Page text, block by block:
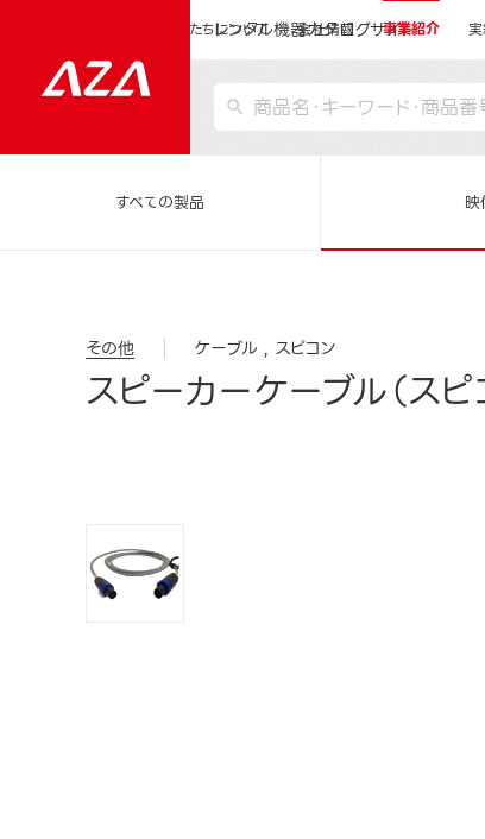
レンタル機器カタログサイト
私たちについて 会社情報 事業紹介
すべての製品 映
その他 ケーブル スピコン
スピーカーケーブル（ス